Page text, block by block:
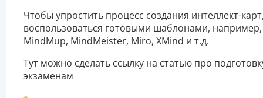
Чтобы упростить процесс создания интеллект-
воспользоваться готовыми шаблонами, например,
MindMup, MindMeister, Miro, XMind и т.д.
Тут можно сделать ссылку на статью про
экзаменам